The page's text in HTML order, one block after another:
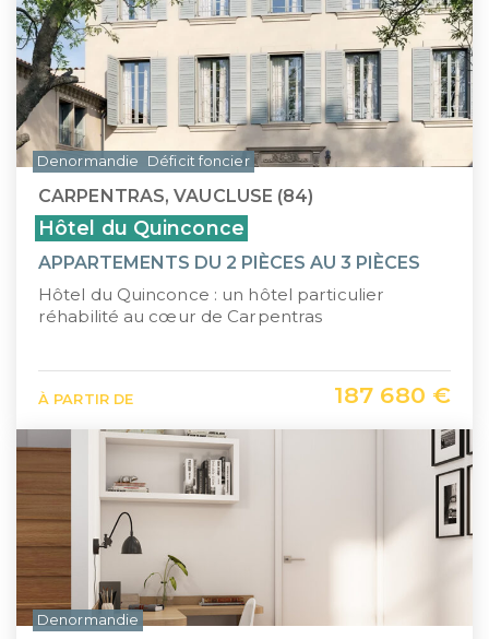
CARPENTRAS, VAUCLUSE (84)
Hôtel du Quinconce
APPARTEMENTS DU 2 PIÈCES AU 3 PIÈCES
Hôtel du Quinconce : un hôtel particulier
réhabilité au cœur de Carpentras
À PARTIR DE 187 680 €
Denormandie Déficit foncier
Denormandie